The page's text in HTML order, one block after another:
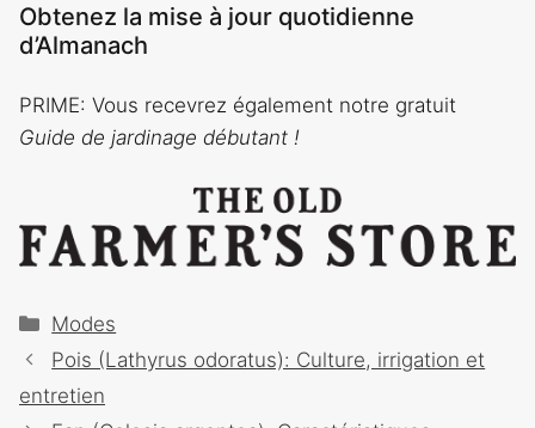
Obtenez la mise à jour quotidienne
d’Almanach
PRIME: Vous recevrez également notre gratuit
Guide de jardinage débutant !
Catégories
Modes
Navigation
des
Pois (Lathyrus odoratus): Culture, irrigation et
entretien